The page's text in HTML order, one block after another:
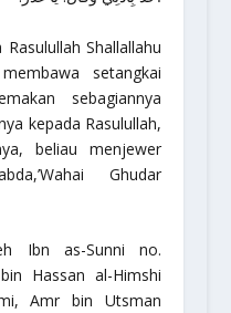
RasulullahShallallahu
setangkai
sebagiannya
kepada Rasulullah,
beliau menjewer
Ghudar
Ibn as-Sunni no.
Hassan al-Himshi
Amr bin Utsman